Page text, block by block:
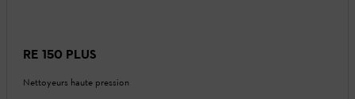
RE 150 PLUS
Nettoyeurs haute pression